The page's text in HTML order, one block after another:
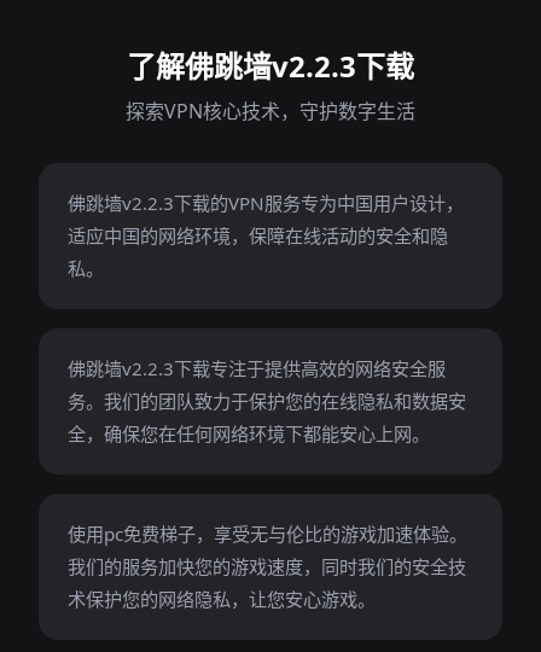
了解佛跳墙v2.2.3下载
探索VPN核心技术，守护数字生活
佛跳墙v2.2.3下载的VPN服务专为中国用户设计，
适应中国的网络环境，保障在线活动的安全和隐
私。
佛跳墙v2.2.3下载专注于提供高效的网络安全服
务。我们的团队致力于保护您的在线隐私和数据安
全，确保您在任何网络环境下都能安心上网。
使用pc免费梯子，享受无与伦比的游戏加速体验。
我们的服务加快您的游戏速度，同时我们的安全技
术保护您的网络隐私，让您安心游戏。